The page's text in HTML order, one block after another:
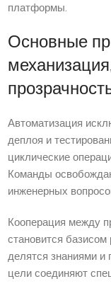
платформы.
Основные
Автоматизация
деплоя и
циклические
Команды
инженерных
Кооперация между
становится
делятся знаниями
цели соединяют